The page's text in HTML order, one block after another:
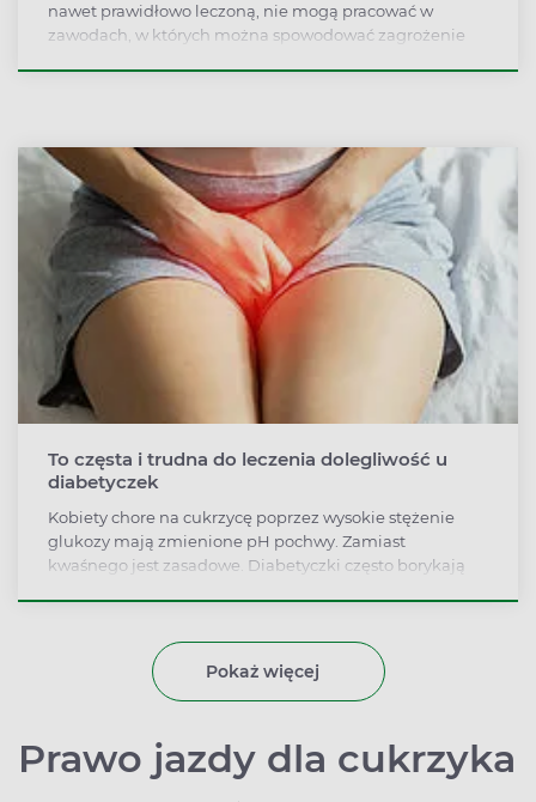
nawet prawidłowo leczoną, nie mogą pracować w
zawodach, w których można spowodować zagrożenie
To częsta i trudna do leczenia dolegliwość u
diabetyczek
Kobiety chore na cukrzycę poprzez wysokie stężenie
glukozy mają zmienione pH pochwy. Zamiast
kwaśnego jest zasadowe. Diabetyczki często borykają
Pokaż więcej
Prawo jazdy dla cukrzyka